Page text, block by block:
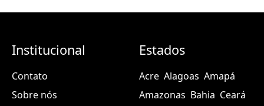
Institucional
Contato
Sobre nós
Estados
Acre Alagoas Amapá
Amazonas Bahia Ceará